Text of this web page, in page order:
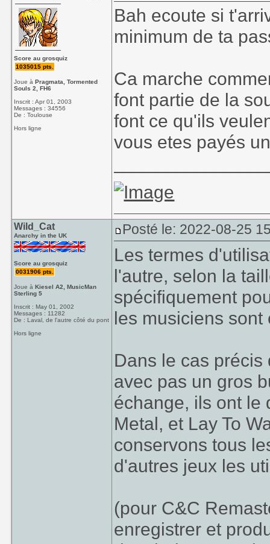
Score au grosquiz
1035015 pts.
Joue àPragmata, Tormented
Souls 2, FH6
Inscrit : Apr 01, 2003
Messages : 34556
De : Toulouse
Hors ligne
Bah ecoute si
minimum de ta
Ca marche
font partie de la
font ce qu'ils
vous etes payés
Wild_Cat
Anarchy in the UK
Score au grosquiz
0031906 pts.
Joue àKiesel A2, MusicMan
Sterling 5
Inscrit : May 01, 2002
Messages : 11282
De : Laval, de l'autre côté du pont
Hors ligne
Posté le: 2022-08-25
Les termes
l'autre, selon la
spécifiquement
les musiciens
Dans le cas
avec pas un gros
échange, ils ont le
Metal, et Lay To
conservons tous
d'autres jeux les
(pour C&C
enregistrer et